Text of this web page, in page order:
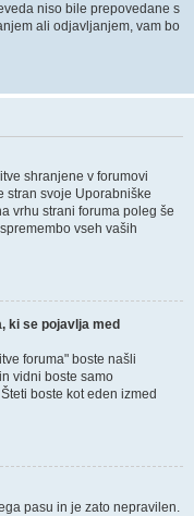
niso bile prepovedane s
ali odjavljanjem, vam bo
shranjene v forumovi
stran svoje Uporabniške
vrhu strani foruma poleg še
vseh vaših
ki se pojavlja med
foruma" boste našli
vidni boste samo
boste kot eden izmed
pasu in je zato nepravilen.